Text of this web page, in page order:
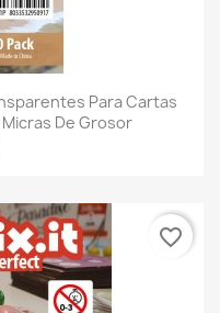
Para Cartas
Micras De Grosor
favorite_border